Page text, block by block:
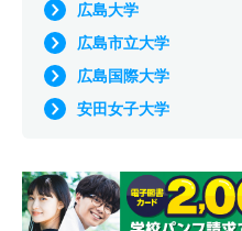
広島大学
広島市立大学
広島国際大学
安田女子大学